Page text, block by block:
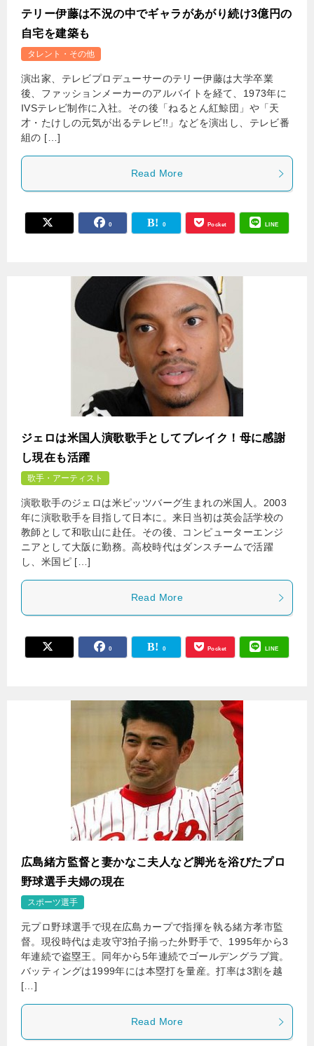
テリー伊藤は不況の中でギャラがあがり続け3億円の
自宅を建築も
タレント・その他
演出家、テレビプロデューサーのテリー伊藤は大学卒業
後、ファッションメーカーのアルバイトを経て、1973年に
IVSテレビ制作に入社。その後「ねるとん紅鯨団」や「天
才・たけしの元気が出るテレビ!!」などを演出し、テレビ番
組の […]
Read More
0 0 Pocket LINE
ジェロは米国人演歌歌手としてブレイク！母に感謝
し現在も活躍
歌手・アーティスト
演歌歌手のジェロは米ピッツバーグ生まれの米国人。2003
年に演歌歌手を目指して日本に。来日当初は英会話学校の
教師として和歌山に赴任。その後、コンピューターエンジ
ニアとして大阪に勤務。高校時代はダンスチームで活躍
し、米国ピ […]
Read More
0 0 Pocket LINE
広島緒方監督と妻かなこ夫人など脚光を浴びたプロ
野球選手夫婦の現在
スポーツ選手
元プロ野球選手で現在広島カープで指揮を執る緒方孝市監
督。現役時代は走攻守3拍子揃った外野手で、1995年から3
年連続で盗塁王。同年から5年連続でゴールデングラブ賞。
バッティングは1999年には本塁打を量産。打率は3割を越
[…]
Read More